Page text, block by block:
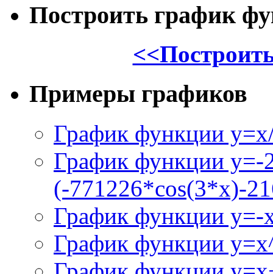
Построить график
Примеры графиков
График функции
График функции y=-
(-771226*cos(3*x)-
График функции
График функции